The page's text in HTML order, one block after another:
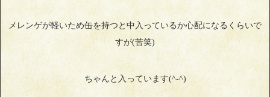
メレンゲが軽いため缶を持つと中入っているか心配になるくらいで
すが(苦笑)
ちゃんと入っています(^-^)